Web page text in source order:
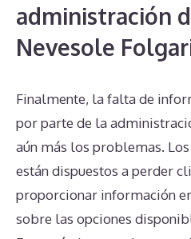
administración
Nevesole
Finalmente, la falta de
por parte de la
aún más los problemas.
están dispuestos a perder
proporcionar información
sobre las opciones